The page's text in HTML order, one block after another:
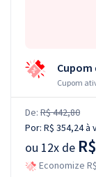
Cupom
Cupom
De: R$ 442,80
Por: R$ 354,24à
ou 12x de
Economize